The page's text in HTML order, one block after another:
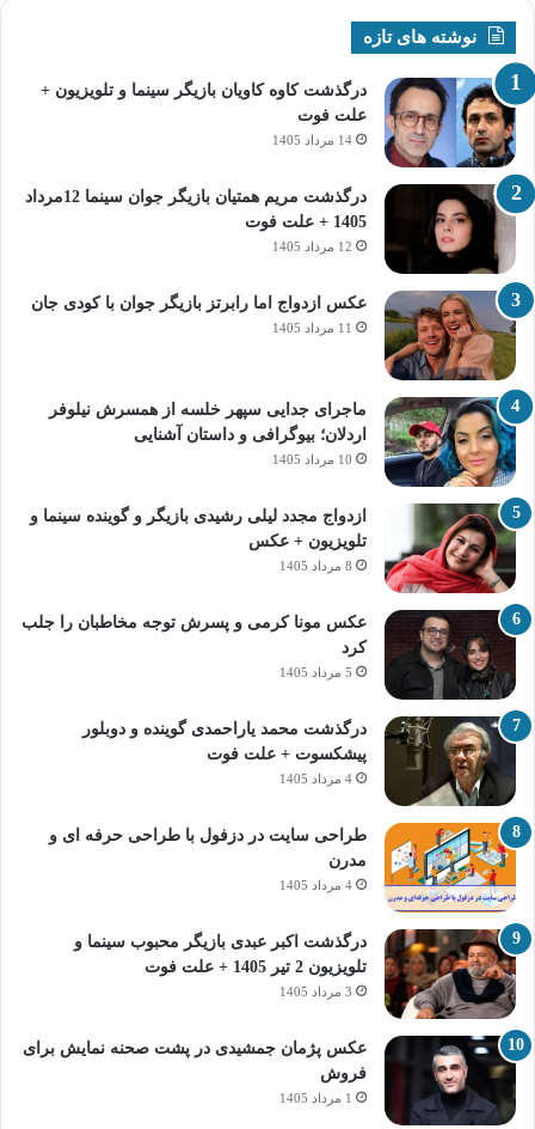
نوشته های تازه
درگذشت کاوه کاویان بازیگر سینما و تلویزیون +
علت فوت
14 مرداد 1405
درگذشت مریم همتیان بازیگر جوان سینما 12مرداد
1405 + علت فوت
12 مرداد 1405
عکس ازدواج اما رابرتز بازیگر جوان با کودی جان
11 مرداد 1405
ماجرای جدایی سپهر خلسه از همسرش نیلوفر
اردلان؛ بیوگرافی و داستان آشنایی
10 مرداد 1405
ازدواج مجدد لیلی رشیدی بازیگر و گوینده سینما و
تلویزیون + عکس
8 مرداد 1405
عکس مونا کرمی و پسرش توجه مخاطبان را جلب
کرد
5 مرداد 1405
درگذشت محمد یاراحمدی گوینده و دوبلور
پیشکسوت + علت فوت
4 مرداد 1405
طراحی سایت در دزفول با طراحی حرفه‌ ای و
مدرن
4 مرداد 1405
درگذشت اکبر عبدی بازیگر محبوب سینما و
تلویزیون 2 تیر 1405 + علت فوت
3 مرداد 1405
عکس پژمان جمشیدی در پشت صحنه نمایش برای
فروش
1 مرداد 1405